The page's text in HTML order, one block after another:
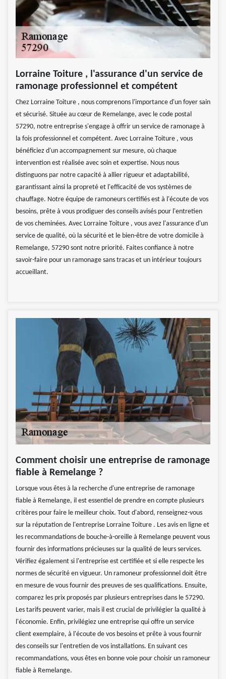
Lorraine Toiture , l'assurance d'un service de
ramonage professionnel et compétent
Chez Lorraine Toiture , nous comprenons l'importance d'un foyer sain
et sécurisé. Située au cœur de Remelange, avec le code postal
57290, notre entreprise s'engage à offrir un service de ramonage à
la fois professionnel et compétent. Avec Lorraine Toiture , vous
bénéficiez d'un accompagnement sur mesure, où chaque
intervention est réalisée avec soin et expertise. Nous nous
distinguons par notre capacité à allier rigueur et adaptabilité,
garantissant ainsi la propreté et l'efficacité de vos systèmes de
chauffage. Notre équipe de ramoneurs certifiés est à l'écoute de vos
besoins, prête à vous prodiguer des conseils avisés pour l'entretien
de vos cheminées. Avec Lorraine Toiture , vous avez l'assurance d'un
service de qualité, où la sécurité et le bien-être de votre domicile à
Remelange, 57290 sont notre priorité. Faites confiance à notre
savoir-faire pour un ramonage sans tracas et un intérieur toujours
accueillant.
Comment choisir une entreprise de ramonage
fiable à Remelange ?
Lorsque vous êtes à la recherche d'une entreprise de ramonage
fiable à Remelange, il est essentiel de prendre en compte plusieurs
critères pour faire le meilleur choix. Tout d'abord, renseignez-vous
sur la réputation de l'entreprise Lorraine Toiture . Les avis en ligne et
les recommandations de bouche-à-oreille à Remelange peuvent vous
fournir des informations précieuses sur la qualité de leurs services.
Vérifiez également si l'entreprise est certifiée et si elle respecte les
normes de sécurité en vigueur. Un ramoneur professionnel doit être
en mesure de vous fournir des preuves de ses qualifications. Ensuite,
comparez les prix proposés par plusieurs entreprises dans le 57290.
Les tarifs peuvent varier, mais il est crucial de privilégier la qualité à
l'économie. Enfin, privilégiez une entreprise qui offre un service
client exemplaire, à l'écoute de vos besoins et prête à vous fournir
des conseils sur l'entretien de vos installations. En suivant ces
recommandations, vous êtes en bonne voie pour choisir un ramoneur
fiable à Remelange.